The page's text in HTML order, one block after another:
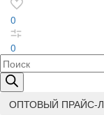
0
0
Поиск
товаров
ОПТОВЫЙ ПРАЙС-